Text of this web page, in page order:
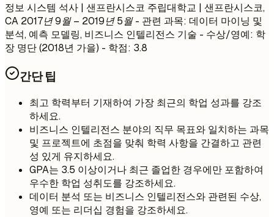
정보 시스템 석사 | 샌프란시스코 주립대학교 | 샌프란시스코,
CA 2017년 9월 – 2019년 5월- 관련 과목: 데이터 마이닝 및
분석, 예측 모델링, 비즈니스 인텔리전스 기술 - 수상/영예: 학
장 명단 (2018년 가을) - 학점: 3.8
간단 팁
최고 학력부터 기재하여 가장 최근의 학업 성과를 강조
하세요.
비즈니스 인텔리전스 분야의 직무 목표와 일치하는 과목
및 프로젝트에 초점을 맞춰 학력 사항을 간결하고 관련
성 있게 유지하세요.
GPA는 3.5 이상이거나 최근 졸업한 경우에만 포함하여
우수한 학업 성취도를 강조하세요.
데이터 분석 또는 비즈니스 인텔리전스와 관련된 수상,
영예 또는 리더십 경험을 강조하세요.